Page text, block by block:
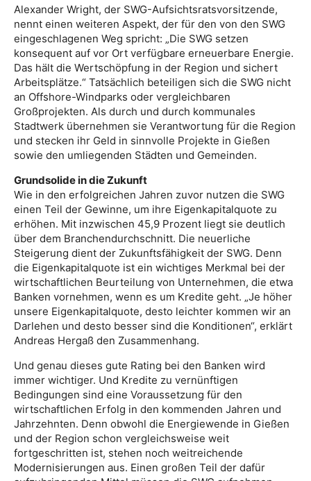
Alexander Wright, der SWG-Aufsichtsratsvorsitzende,
nennt einen weiteren Aspekt, der für den von den SWG
eingeschlagenen Weg spricht: „Die SWG setzen
konsequent auf vor Ort verfügbare erneuerbare Energie.
Das hält die Wertschöpfung in der Region und sichert
Arbeitsplätze.“ Tatsächlich beteiligen sich die SWG nicht
an Offshore-Windparks oder vergleichbaren
Großprojekten. Als durch und durch kommunales
Stadtwerk übernehmen sie Verantwortung für die Region
und stecken ihr Geld in sinnvolle Projekte in Gießen
sowie den umliegenden Städten und Gemeinden.
Grundsolide in die Zukunft
Wie in den erfolgreichen Jahren zuvor nutzen die SWG
einen Teil der Gewinne, um ihre Eigenkapitalquote zu
erhöhen. Mit inzwischen 45,9 Prozent liegt sie deutlich
über dem Branchendurchschnitt. Die neuerliche
Steigerung dient der Zukunftsfähigkeit der SWG. Denn
die Eigenkapitalquote ist ein wichtiges Merkmal bei der
wirtschaftlichen Beurteilung von Unternehmen, die etwa
Banken vornehmen, wenn es um Kredite geht. „Je höher
unsere Eigenkapitalquote, desto leichter kommen wir an
Darlehen und desto besser sind die Konditionen“, erklärt
Andreas Hergaß den Zusammenhang.
Und genau dieses gute Rating bei den Banken wird
immer wichtiger. Und Kredite zu vernünftigen
Bedingungen sind eine Voraussetzung für den
wirtschaftlichen Erfolg in den kommenden Jahren und
Jahrzehnten. Denn obwohl die Energiewende in Gießen
und der Region schon vergleichsweise weit
fortgeschritten ist, stehen noch weitreichende
Modernisierungen aus. Einen großen Teil der dafür